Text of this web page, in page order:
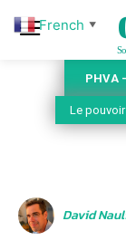
PHVA
Le
David
French ▼